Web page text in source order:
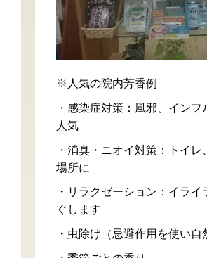
※ 人気の院内芳香例
・感染症対策：風邪、イン
人気
・消臭・ニオイ対策：トイ
場所に
・リラクゼーション：イラ
ぐします
・虫除け（忌避作用を使い自